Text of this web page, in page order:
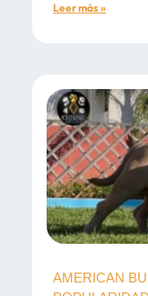
Leer más »
AMERICAN